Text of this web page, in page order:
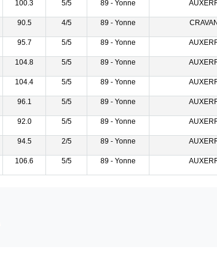
100.3 5/5 89 - Yonne
90.5 4/5 89 - Yonne
95.7 5/5 89 - Yonne
104.8 5/5 89 - Yonne
104.4 5/5 89 - Yonne
96.1 5/5 89 - Yonne
92.0 5/5 89 - Yonne
94.5 2/5 89 - Yonne
106.6 5/5 89 - Yonne